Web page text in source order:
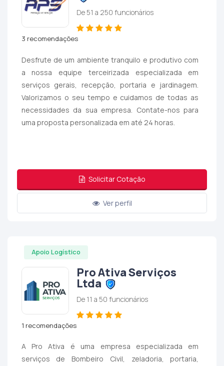
De 51 a 250 funcionários
3 recomendações
Desfrute de um ambiente tranquilo e produtivo com
a nossa equipe terceirizada especializada em
serviços gerais, recepção, portaria e jardinagem.
Valorizamos o seu tempo e cuidamos de todas as
necessidades da sua empresa. Contate-nos para
uma proposta personalizada em até 24 horas.
Solicitar Cotação
Ver perfil
Apoio Logístico
Pro Ativa Serviços
Ltda
De 11 a 50 funcionários
1 recomendações
A Pro Ativa é uma empresa especializada em
serviços de Bombeiro Civil, zeladoria, portaria,